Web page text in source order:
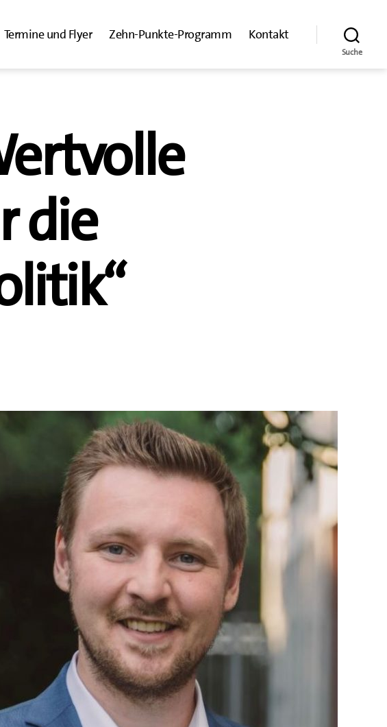
Termine und Flyer Zehn-Punkte-Programm Kontakt
Suche
die